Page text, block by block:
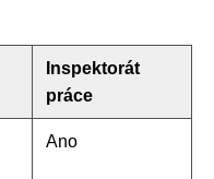
Inspektorát
práce
Ano